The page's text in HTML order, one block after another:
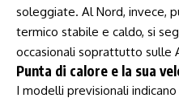
soleggiate. Al Nord, invece,
termico stabile e caldo,⁣ si
occasionali soprattutto sulle
Punta di calore e la sua
I ⁤modelli​ previsionali